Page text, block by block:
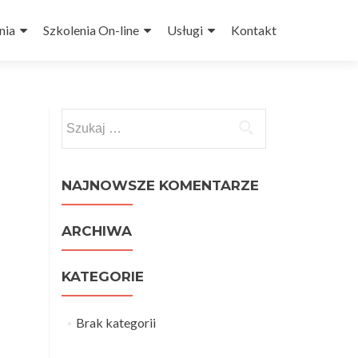
Szkolenia On-line Usługi Kontakt
NAJNOWSZE KOMENTARZE
ARCHIWA
KATEGORIE
Brak kategorii